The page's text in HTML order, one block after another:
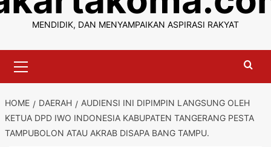
MENDIDIK, DAN MENYAMPAIKAN ASPIRASI RAKYAT
Menu
HOME DAERAH
AUDIENSI INI DIPIMPIN LANGSUNG OLEH
KETUA DPD IWO INDONESIA KABUPATEN TANGERANG PESTA
TAMPUBOLON ATAU AKRAB DISAPA BANG TAMPU.